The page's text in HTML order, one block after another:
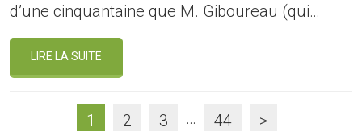
d’une cinquantaine que M. Giboureau (qui…
LIRE LA SUITE
1 2 3 … 44 >